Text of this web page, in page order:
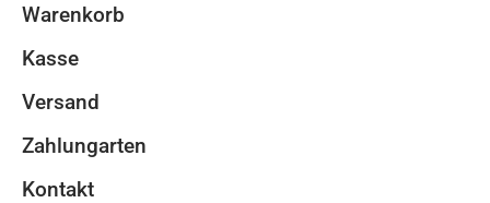
Warenkorb
Kasse
Versand
Zahlungarten
Kontakt